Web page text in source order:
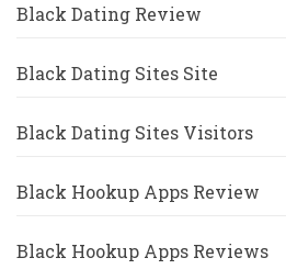
Black Dating Review
Black Dating Sites Site
Black Dating Sites Visitors
Black Hookup Apps Review
Black Hookup Apps Reviews